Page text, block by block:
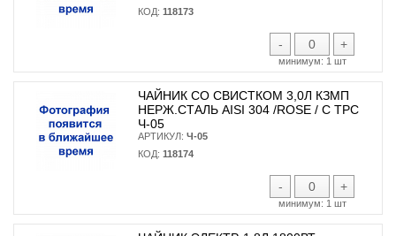
КОД: 118173
- +
минимум: 1 шт
ЧАЙНИК СО СВИСТКОМ 3,0Л КЗМП
НЕРЖ.СТАЛЬ AISI 304 /ROSE / С ТРС
Ч-05
АРТИКУЛ: Ч-05
КОД: 118174
- +
минимум: 1 шт